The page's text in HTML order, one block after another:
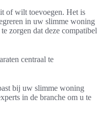
of wilt toevoegen. Het is
in uw slimme woning
zorgen dat deze compatibel
centraal te
bij uw slimme woning
in de branche om u te